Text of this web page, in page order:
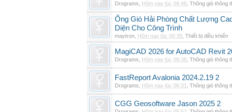
Drograms Hôm nay lúc 06:46 Thông gió thông
Ống Gió Hải Phòng Chất Lượng
Diện Cho Công Trình
maytron Hôm nay lúc 06:39 Thiết bị điều khiển
MagiCAD 2026 for AutoCAD Revit
Drograms Hôm nay lúc 06:38 Thông gió thông
FastReport Avalonia 2024.2.19 2
Drograms Hôm nay lúc 06:31 Thông gió thông
CGG Geosoftware Jason 2025 2